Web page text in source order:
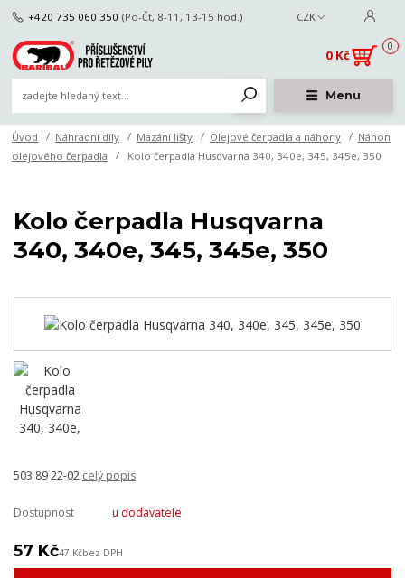
Menu
CZK
+420 735 060 350 (Po-Čt, 8-11, 13-15 hod.)
0
0 Kč
Úvod Náhradní díly Mazání lišty Olejové čerpadla a náhony
Náhon
olejového čerpadla
Kolo čerpadla Husqvarna 340, 340e, 345, 345e, 350
Kolo čerpadla Husqvarna
340, 340e, 345, 345e, 350
503 89 22-02 celý popis
Dostupnost u dodavatele
57 Kč47 Kčbez DPH